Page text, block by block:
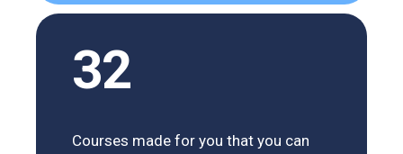
32
Courses made for you that you can